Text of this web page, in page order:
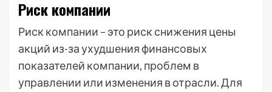
Риск компании
Риск компании – это риск снижения цены
акций из-за ухудшения финансовых
показателей компании, проблем в
управлении или изменения в отрасли. Для